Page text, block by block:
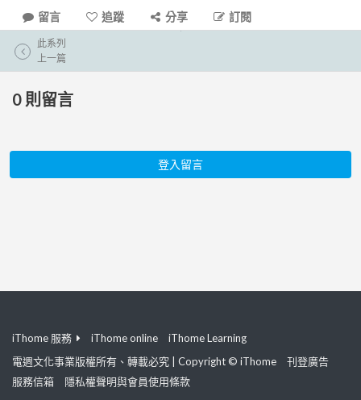
留言 追蹤 分享 訂閱
此系列
上一篇
0 則留言
登入留言
iThome 服務 iThome online
iThome Learning
電週文化事業版權所有、轉載必究 | Copyright © iThome
刊登廣告
服務信箱
隱私權聲明與會員使用條款